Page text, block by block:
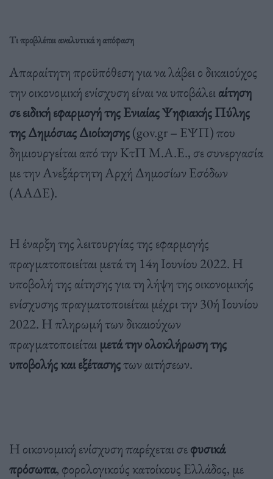
Tι προβλέπει αναλυτικά η απόφαση
Απαραίτητη προϋπόθεση για να λάβει ο δικαιούχος
την οικονομική ενίσχυση είναι να υποβάλειαίτηση
σε ειδική εφαρμογή της Ενιαίας Ψηφιακής Πύλης
της Δημόσιας Διοίκησης(gov.gr – ΕΨΠ) που
δημιουργείται από την ΚτΠ Μ.Α.Ε., σε συνεργασία
με την Ανεξάρτητη Αρχή Δημοσίων Εσόδων
(ΑΑΔΕ).
Η έναρξη της λειτουργίας της εφαρμογής
πραγματοποιείται μετά τη 14η Ιουνίου 2022. Η
υποβολή της αίτησης για τη λήψη της οικονομικής
ενίσχυσης πραγματοποιείται μέχρι την 30ή Ιουνίου
2022. Η πληρωμή των δικαιούχων
πραγματοποιείται μετά την ολοκλήρωση της
υποβολής και εξέτασηςτων αιτήσεων.
Η οικονομική ενίσχυση παρέχεται σεφυσικά
πρόσωπα, φορολογικούς κατοίκους Ελλάδος, με